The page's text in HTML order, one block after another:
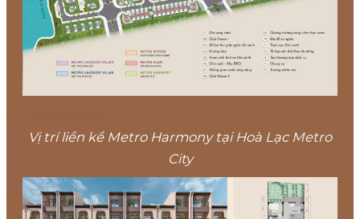
Vị trí liền kề Metro Harmony tại Hoà Lạc Metro
City